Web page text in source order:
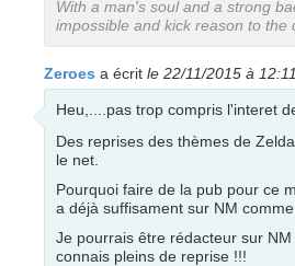
With a man's soul and a strong
impossible and kick reason to the
Zeroes a écrit le 22/11/2015 à 12:11
Heu,....pas trop compris l'interet
Des reprises des thèmes de
le net.
Pourquoi faire de la pub pour ce
a déjà suffisament sur NM comme
Je pourrais être rédacteur sur
connais pleins de reprise !!!